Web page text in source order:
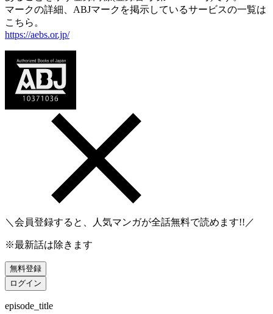
マークの詳細、ABJマークを掲示しているサービスの一覧は
こちら。
https://aebs.or.jp/
＼会員登録すると、人気マンガが全話無料で読めます!!／
※最新話は除きます
無料登録
ログイン
episode_title